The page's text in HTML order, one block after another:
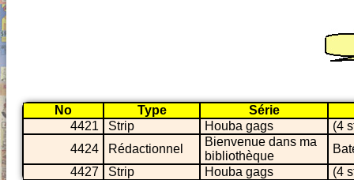
No Type
Série
4421
Strip Houba gags
(4
4424
Rédactionnel
Bienvenue dans ma
bibliothèque
4427
Strip Houba gags (4